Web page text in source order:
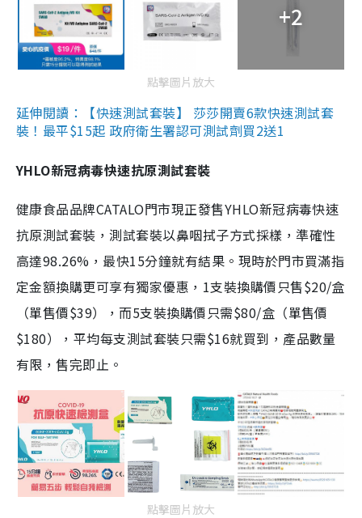
+2
點擊圖片放大
延伸閱讀：【快速測試套裝】 莎莎開賣6款快速測試套
裝！最平$15起 政府衛生署認可測試劑買2送1
YHLO新冠病毒快速抗原測試套裝
健康食品品牌CATALO門市現正發售YHLO新冠病毒快速
抗原測試套裝，測試套裝以鼻咽拭子方式採樣，準確性
高達98.26%，最快15分鐘就有結果。現時於門市買滿指
定金額換購更可享有獨家優惠，1支裝換購價只售$20/盒
（單售價$39），而5支裝換購價只需$80/盒（單售價
$180），平均每支測試套裝只需$16就買到，產品數量
有限，售完即止。
點擊圖片放大